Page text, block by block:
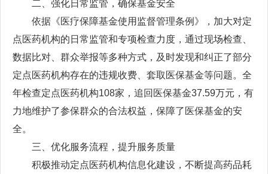
二、强化日常监管，确保基金安全
依据《医疗保障基金使用监督管理条例》，加大对定
点医药机构的日常监管和专项检查力度，通过现场检查、
数据比对、群众举报等多种方式，及时发现和纠正了部分
定点医药机构存在的违规收费、套取医保基金等问题。全
年检查定点医药机构108家，追回医保基金37.59万元，有
力地维护了参保群众的合法权益，保障了 医保基金的安
全。
三、优化服务流程，提升服务质量
积极推动定点医药机构信息化建设，不断提高药品耗